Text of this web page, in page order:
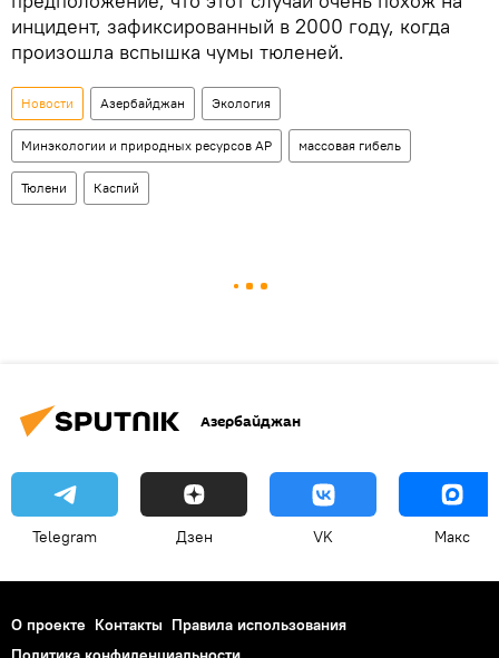
инцидент, зафиксированный в 2000 году, когда
произошла вспышка чумы тюленей.
Новости Азербайджан Экология
Минэкологии и природных ресурсов АР массовая гибель
Тюлени Каспий
Азербайджан
Telegram Дзен VK Макс
О проекте Контакты Правила использования